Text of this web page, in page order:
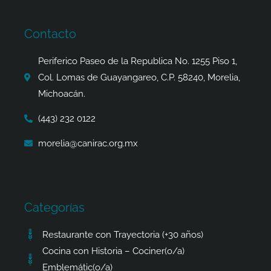
o
k
-
f
a
m
e
r
p
Contacto
Periferico Paseo de la Republica No. 1255 Piso 1,
Col. Lomas de Guayangareo, C.P. 58240, Morelia,
Michoacán.
(443) 232 0122
morelia@canirac.org.mx
Categorías
Restaurante con Trayectoria (+30 años)
Cocina con Historia – Cociner(o/a)
Emblemátic(o/a)